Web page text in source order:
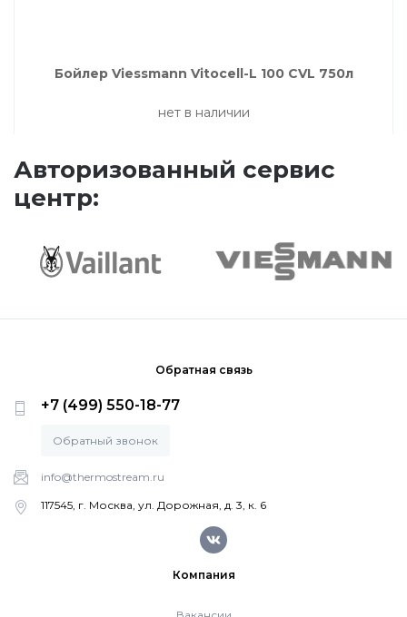
Настенные конденсационные котлы
Напольные конденсационные котлы
Водонагреватели
Котлы Ferroli
Промышленное оборудование
Бойлер Viessmann Vitocell-L 100 CVL 750л
нет в наличии
Авторизованный сервис
центр:
Обратная связь
+7 (499) 550-18-77
Обратный звонок
info@thermostream.ru
117545, г. Москва, ул. Дорожная, д. 3, к. 6
Компания